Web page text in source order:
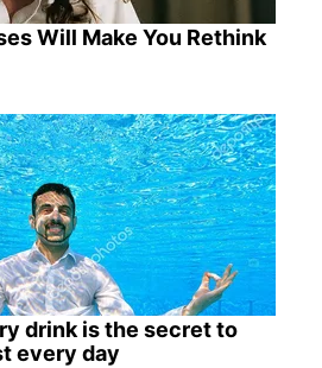
Will Make You Rethink
drink is the secret to
every day